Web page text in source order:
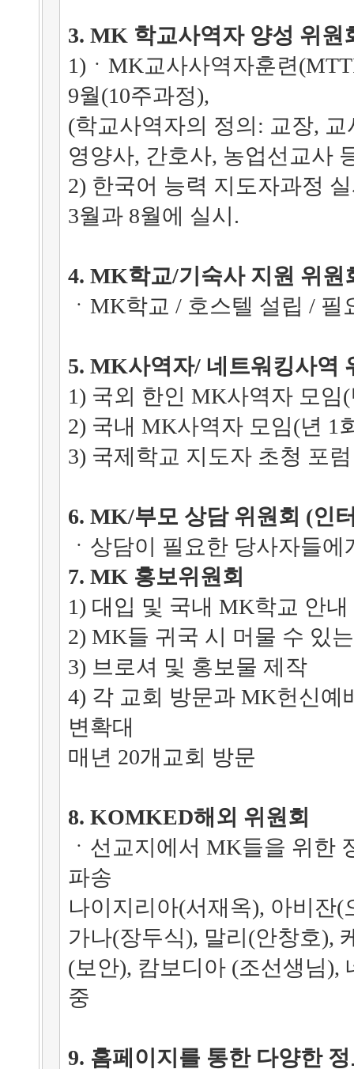
3. MK 학교사역자 양성 위원
1)ㆍMK교사사역자훈련
9월(10주과정),
(학교사역자의 정의: 교장,
영양사, 간호사, 농업선교사
2) 한국어 능력 지도자과정
3월과 8월에 실시.
4. MK학교/기숙사 지원 위원
ㆍMK학교 / 호스텔 설립 / 필
5. MK사역자/ 네트워킹사역
1) 국외 한인 MK사역자 모임
2) 국내 MK사역자 모임(년 1
3) 국제학교 지도자 초청 포럼
6. MK/부모 상담 위원회 (인
ㆍ상담이 필요한 당사자들
7. MK 홍보위원회
1) 대입 및 국내 MK학교 안
2) MK들 귀국 시 머물 수 있
3) 브로셔 및 홍보물 제작
4) 각 교회 방문과 MK헌신
변확대
매년 20개교회 방문
8. KOMKED해외 위원회
ㆍ선교지에서 MK들을 위한
파송
나이지리아(서재옥), 아비잔
가나(장두식), 말리(안창호),
(보안), 캄보디아 (조선생님),
중
9. 홈페이지를 통한 다양한